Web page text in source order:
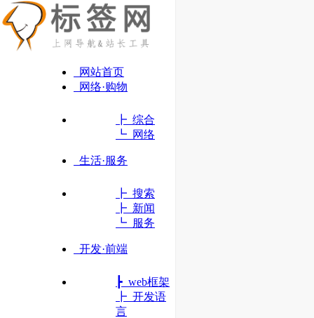
网站首页
网络·购物
┣ 综合
┗ 网络
生活·服务
┣ 搜索
┣ 新闻
┗ 服务
开发·前端
┣ web框架
┣ 开发语
言
SQL Server
行业领先的性能和可用性